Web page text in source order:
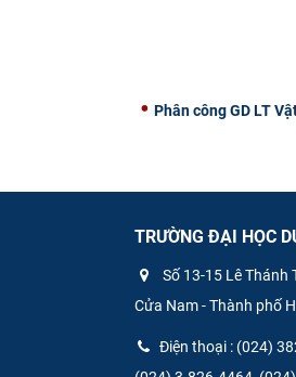
Phân công GD LT
TRƯỜNG ĐẠI HỌC
Số 13-15 Lê Thánh
Cửa Nam - Thành phố
Điện thoại : (024)